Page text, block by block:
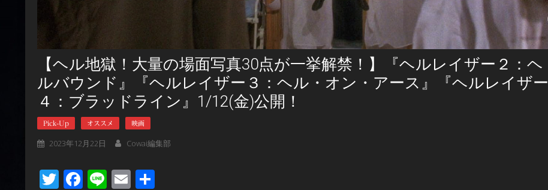
【ヘル地獄！大量の場面写真30点が一挙解禁！】『ヘルレイザー２：ヘ
ルバウンド』『ヘルレイザー３：ヘル・オン・アース』『ヘルレイザー
４：ブラッドライン』1/12(金)公開！
Pick-Up オススメ 映画
2023年12月22日 Cowai編集部
Twitter
Facebook
LineEmail